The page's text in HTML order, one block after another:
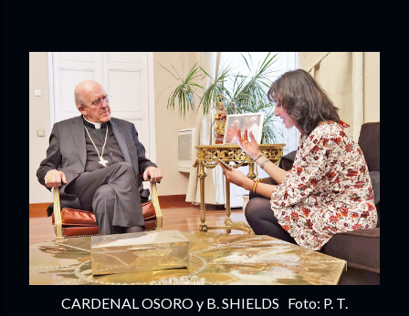
CARDENAL OSORO y B. SHIELDS Foto: P. T.